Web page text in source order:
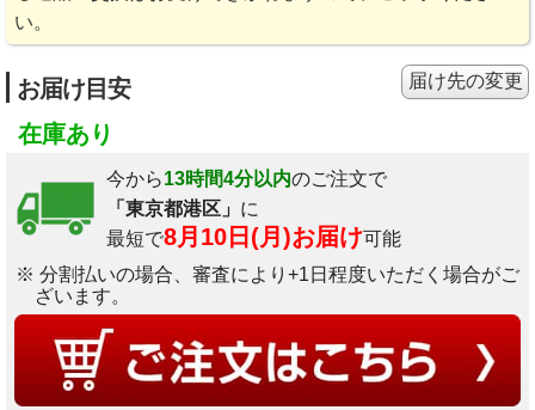
い。
お届け目安
在庫あり
今から13時間4分以内のご注文で
「東京都港区」 に
最短で8月10日(月)お届け可能
※ 分割払いの場合、審査により+1日程度いただく場合がご
ざいます。
届け先の変更